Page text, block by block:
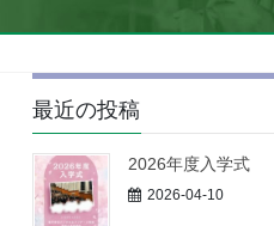
最近の投稿
2026年度入学式
2026-04-10